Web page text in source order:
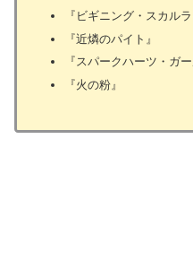
『ビギニング・スカルラ
『近燐のパイト』
『スパークハーツ・ガー
『火の粉』